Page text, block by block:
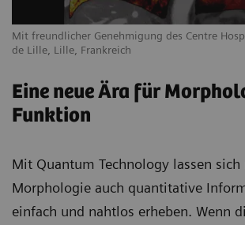
Mit freundlicher Genehmigung des Centre
de Lille, Lille, Frankreich
Eine neue Ära für
Funktion
Mit Quantum Technology lassen sich
Morphologie auch quantitative
einfach und nahtlos erheben. Wenn